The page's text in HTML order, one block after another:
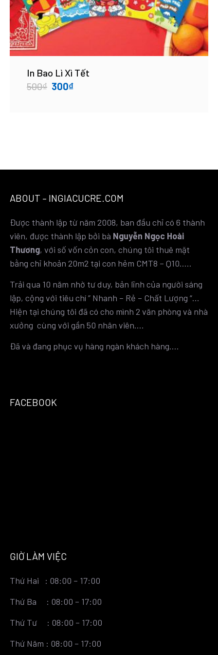
In Bao Lì Xì Tết
500₫ Original
300₫Current
ABOUT – INGIACUCRE.COM
Được thành lập từ năm 2008, ban đầu chỉ có 6 thành
viên, được thành lập bởi bà Nguyễn Ngọc Hoài
Thương, với số vốn cỏn con, chúng tôi thuê mặt
bằng chỉ khoản 20m2 tại con hẻm CMT8 – Q10…..
Trải qua 10 năm nhờ tư duy, bản lĩnh của người sáng
lập, cộng với tiêu chí ” Nhanh – Rẻ – Chất Lượng “…
Hiện tại chúng tôi đã có cho mình 2 văn phòng và nhà
xưởng cùng với gần 50 nhân viên….
Đã và đang phục vụ hàng ngàn khách hàng….
FACEBOOK
GIỜ LÀM VIỆC
Thứ Hai : 08:00 – 17:00
Thứ Ba : 08:00 – 17:00
Thứ Tư : 08:00 – 17:00
Thứ Năm : 08:00 – 17:00